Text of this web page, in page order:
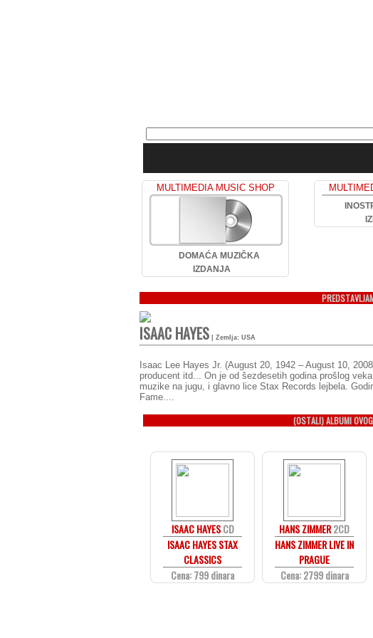
MULTIMEDIA MUSIC SHOP
DOMAĆA MUZIČKA
IZDANJA
ISAAC HAYES | Zemlja: USA
Isaac Lee Hayes Jr. (August 20, 1942 – August 10,
producent itd... On je od šezdesetih godina prošlog
muzike na jugu, i glavno lice Stax Records lejbela.
Fame....
(OSTALI) ALBUMI
ISAAC HAYESCD
ISAAC HAYES STAX
CLASSICS
Cena: 799 dinara
HANS ZIMMER2CD
HANS ZIMMER LIVE IN
PRAGUE
Cena: 2799 dinara